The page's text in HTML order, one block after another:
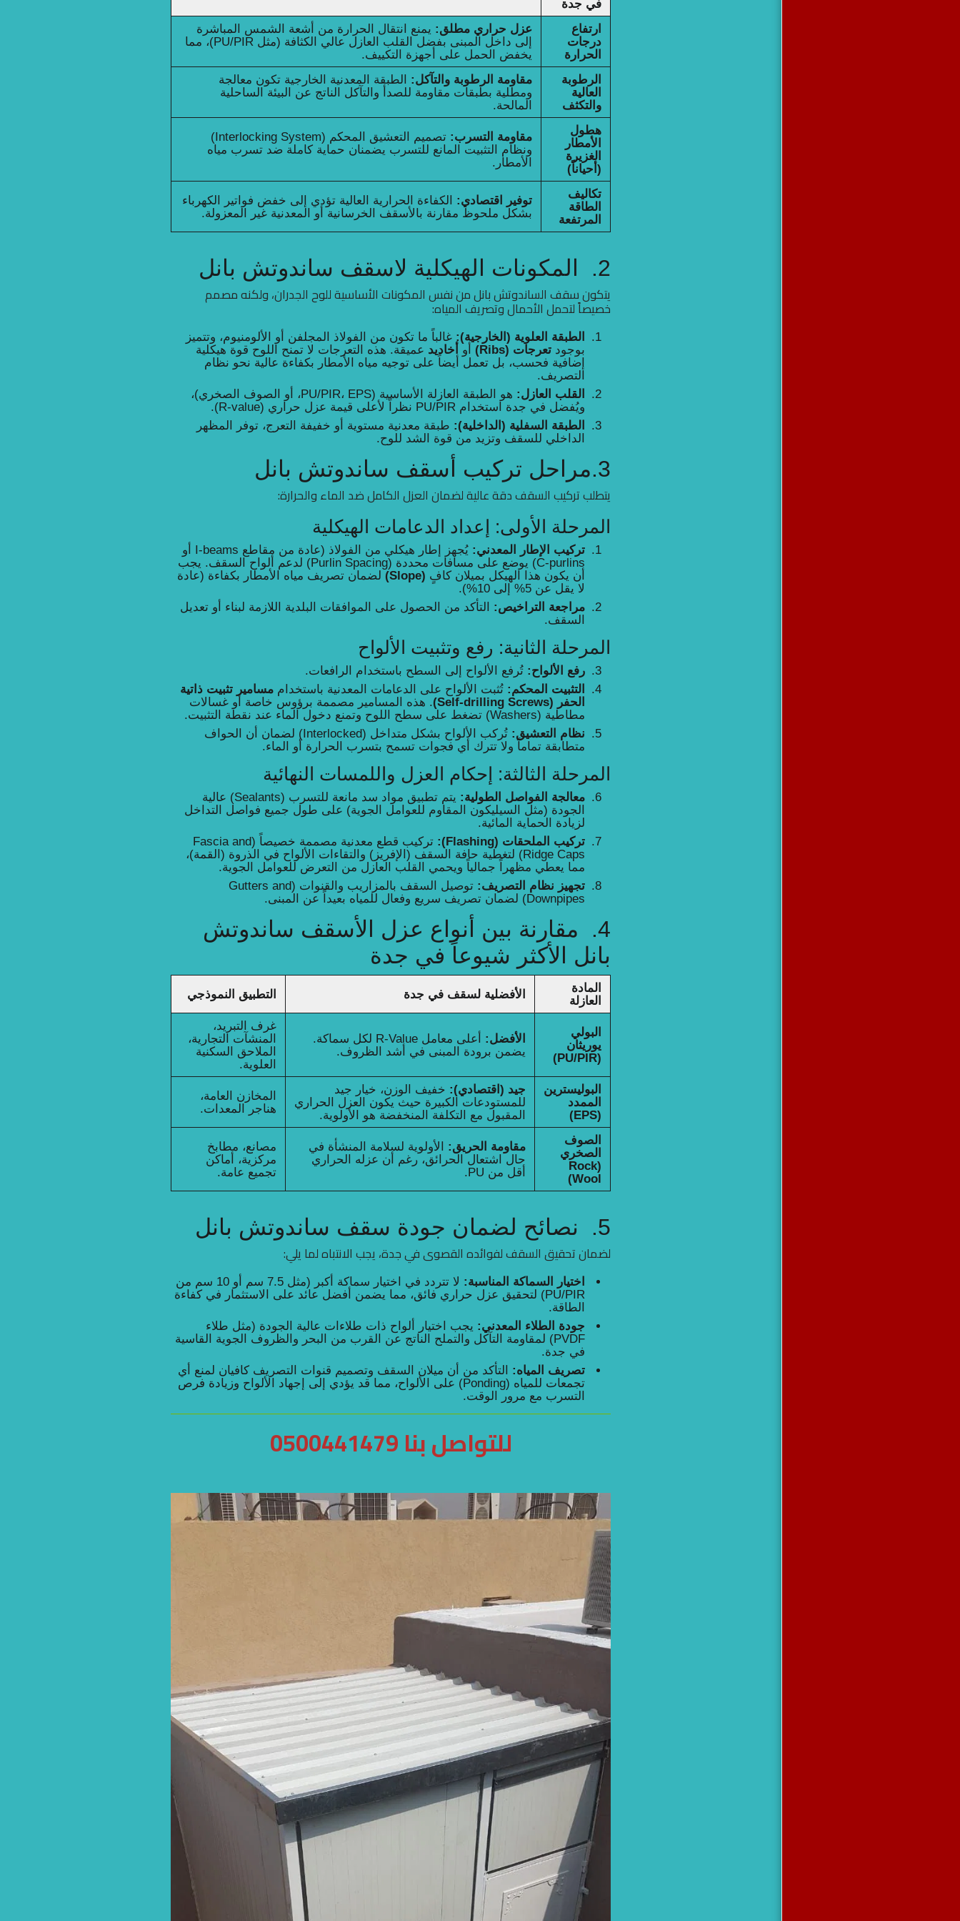
في جدة
ارتفاع
درجات
الحرارة
عزل حراري مطلق: يمنع انتقال الحرارة من أشعة الشمس المباشرة
إلى داخل المبنى بفضل القلب العازل عالي الكثافة (مثل PU/PIR)، مما
يخفض الحمل على أجهزة التكييف.
الرطوبة
العالية
والتكثف
مقاومة الرطوبة والتآكل: الطبقة المعدنية الخارجية تكون معالجة
ومطلية بطبقات مقاومة للصدأ والتآكل الناتج عن البيئة الساحلية
المالحة.
هطول
الأمطار
الغزيرة
(أحياناً)
مقاومة التسرب:
تصميم التعشيق المحكم (Interlocking System)
ونظام التثبيت المانع للتسرب يضمنان حماية كاملة ضد تسرب مياه
الأمطار.
تكاليف
الطاقة
المرتفعة
توفير اقتصادي: الكفاءة الحرارية العالية تؤدي إلى خفض فواتير الكهرباء
بشكل ملحوظ مقارنة بالأسقف الخرسانية أو المعدنية غير المعزولة.
2. المكونات الهيكلية لاسقف ساندوتش بانل
يتكون سقف الساندوتش بانل من نفس المكونات الأساسية للوح الجدران، ولكنه مصمم
خصيصاً لتحمل الأحمال وتصريف المياه:
الطبقة العلوية (الخارجية): غالباً ما تكون من الفولاذ المجلفن أو الألومنيوم، وتتميز
بوجود تعرجات (Ribs) أو أخاديد عميقة. هذه التعرجات لا تمنح اللوح قوة هيكلية
إضافية فحسب، بل تعمل أيضاً على توجيه مياه الأمطار بكفاءة عالية نحو نظام
التصريف.
القلب العازل:
هو الطبقة العازلة الأساسية (PU/PIR، EPS، أو الصوف الصخري)،
ويُفضل في جدة استخدام PU/PIR نظراً لأعلى قيمة عزل حراري (
R-value).
الطبقة السفلية (الداخلية): طبقة معدنية مستوية أو خفيفة التعرج، توفر المظهر
الداخلي للسقف وتزيد من قوة الشد للوح.
3.مراحل تركيب أسقف ساندوتش بانل
يتطلب تركيب السقف دقة عالية لضمان العزل الكامل ضد الماء والحرارة:
المرحلة الأولى: إعداد الدعامات الهيكلية
تركيب الإطار المعدني:
يُجهز إطار هيكلي من الفولاذ (عادة من مقاطع I-beams أو
C-purlins) يوضع على مسافات محددة (Purlin Spacing) لدعم ألواح السقف. يجب
أن يكون هذا الهيكل بميلان كافٍ (Slope)
لضمان تصريف مياه الأمطار بكفاءة (عادة
لا يقل عن 5% إلى 10%).
مراجعة التراخيص: التأكد من الحصول على الموافقات البلدية اللازمة لبناء أو تعديل
السقف.
المرحلة الثانية: رفع وتثبيت الألواح
رفع الألواح: تُرفع الألواح إلى السطح باستخدام الرافعات.
التثبيت المحكم: تُثبت الألواح على الدعامات المعدنية باستخدام مسامير تثبيت ذاتية
الحفر (Self-drilling Screws)
. هذه المسامير مصممة برؤوس خاصة أو غسالات
مطاطية (Washers) تضغط على سطح اللوح وتمنع دخول الماء عند نقطة التثبيت.
نظام التعشيق:
تُركب الألواح بشكل متداخل (Interlocked) لضمان أن الحواف
متطابقة تماماً ولا تترك أي فجوات تسمح بتسرب الحرارة أو الماء.
المرحلة الثالثة: إحكام العزل واللمسات النهائية
معالجة الفواصل الطولية:
يتم تطبيق مواد سد مانعة للتسرب (Sealants) عالية
الجودة (مثل السيليكون المقاوم للعوامل الجوية) على طول جميع فواصل التداخل
لزيادة الحماية المائية.
تركيب الملحقات (Flashing):
تركيب قطع معدنية مصممة خصيصاً (Fascia and
Ridge Caps) لتغطية حافة السقف (الإفريز) والتقاءات الألواح في الذروة (القمة)،
مما يعطي مظهراً جمالياً ويحمي القلب العازل من التعرض للعوامل الجوية.
تجهيز نظام التصريف:
توصيل السقف بالمزاريب والقنوات (Gutters and
Downpipes) لضمان تصريف سريع وفعال للمياه بعيداً عن المبنى.
4. مقارنة بين أنواع عزل الأسقف ساندوتش
بانل الأكثر شيوعاً في جدة
المادة
العازلة
الأفضلية لسقف في جدة التطبيق النموذجي
البولي
يوريثان
(PU/PIR)
الأفضل:
أعلى معامل R-Value لكل سماكة.
يضمن برودة المبنى في أشد الظروف.
غرف التبريد،
المنشآت التجارية،
الملاحق السكنية
العلوية.
البوليسترين
الممدد
(EPS)
جيد (اقتصادي): خفيف الوزن، خيار جيد
للمستودعات الكبيرة حيث يكون العزل الحراري
المقبول مع التكلفة المنخفضة هو الأولوية.
المخازن العامة،
هناجر المعدات.
الصوف
الصخري
(Rock
Wool)
مقاومة الحريق: الأولوية لسلامة المنشأة في
حال اشتعال الحرائق، رغم أن عزله الحراري
أقل من PU.
مصانع، مطابخ
مركزية، أماكن
تجميع عامة.
5. نصائح لضمان جودة سقف ساندوتش بانل
لضمان تحقيق السقف لفوائده القصوى في جدة، يجب الانتباه لما يلي:
اختيار السماكة المناسبة:
لا تتردد في اختيار سماكة أكبر (مثل 7.5 سم أو 10 سم من
PU/PIR) لتحقيق عزل حراري فائق، مما يضمن أفضل عائد على الاستثمار في كفاءة
الطاقة.
جودة الطلاء المعدني: يجب اختيار ألواح ذات طلاءات عالية الجودة (مثل طلاء
PVDF) لمقاومة التآكل والتملح الناتج عن القرب من البحر والظروف الجوية القاسية
في جدة.
تصريف المياه: التأكد من أن ميلان السقف وتصميم قنوات التصريف كافيان لمنع أي
تجمعات للمياه (Ponding) على الألواح، مما قد يؤدي إلى إجهاد الألواح وزيادة فرص
التسرب مع مرور الوقت.
للتواصل بنا0500441479